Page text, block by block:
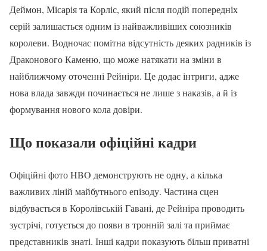
Деймон, Місарія та Корліс, який після подій попередніх
серій залишається одним із найважливіших союзників
королеви. Водночас помітна відсутність деяких радників із
Драконового Каменю, що може натякати на зміни в
найближчому оточенні Рейніри. Це додає інтриги, адже
нова влада завжди починається не лише з наказів, а й із
формування нового кола довіри.
Що показали офіційні кадри
Офіційні фото HBO демонструють не одну, а кілька
важливих ліній майбутнього епізоду. Частина сцен
відбувається в Королівській Гавані, де Рейніра проводить
зустрічі, готується до появи в тронній залі та приймає
представників знаті. Інші кадри показують більш приватні